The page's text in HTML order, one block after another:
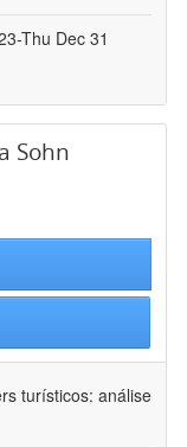
Thu Dec 31
Sohn
turísticos: análise